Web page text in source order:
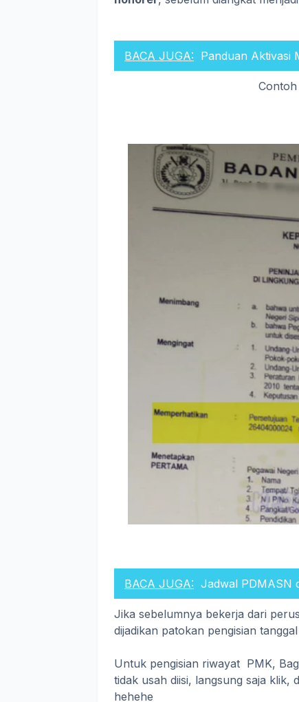
BACA JUGA: Panduan Aktivasi
Contoh
BACA JUGA: Jadwal PDMASN
Jika sebelumnya bekerja dari
dijadikan patokan pengisian
Untuk pengisian riwayat PMK,
tidak usah diisi, langsung saja klik,
hehehe